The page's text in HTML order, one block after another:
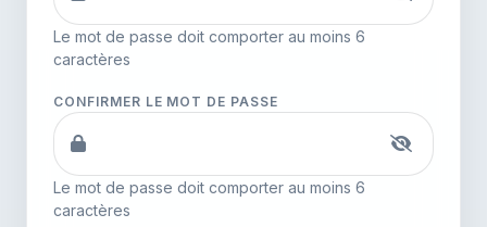
Le mot de passe doit comporter au moins 6
caractères
CONFIRMER LE MOT DE PASSE
Le mot de passe doit comporter au moins 6
caractères